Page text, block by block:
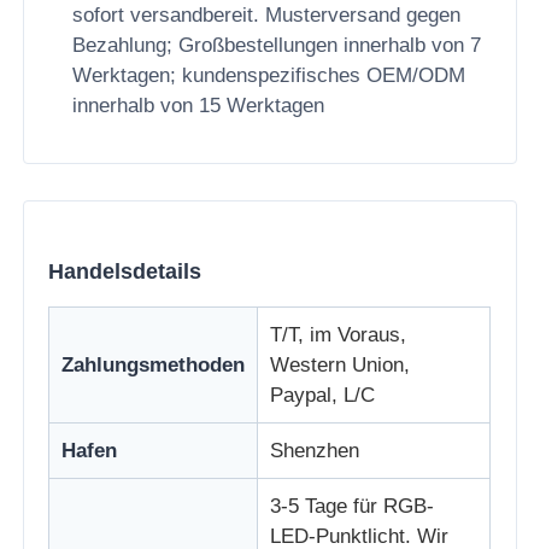
sofort versandbereit. Musterversand gegen
Bezahlung; Großbestellungen innerhalb von 7
Werktagen; kundenspezifisches OEM/ODM
innerhalb von 15 Werktagen
Handelsdetails
Zahlungsmethoden
T/T, im Voraus,
Western Union,
Paypal, L/C
Hafen Shenzhen
3-5 Tage für RGB-
LED-Punktlicht. Wir